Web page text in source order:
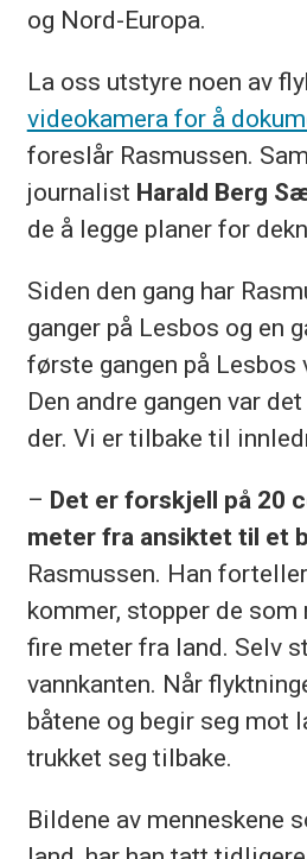
og Nord-Europa.
La oss utstyre noen av
videokamera for å
foreslår Rasmussen.
journalist Harald Berg
de å legge planer for
Siden den gang har
ganger på Lesbos og en
første gangen på Lesbos
Den andre gangen var
der. Vi er tilbake til
– Det er forskjell på 20
meter fra ansiktet til et
Rasmussen. Han
kommer, stopper de som
fire meter fra land. Selv
vannkanten. Når
båtene og begir seg mot
trukket seg tilbake.
Bildene av menneskene